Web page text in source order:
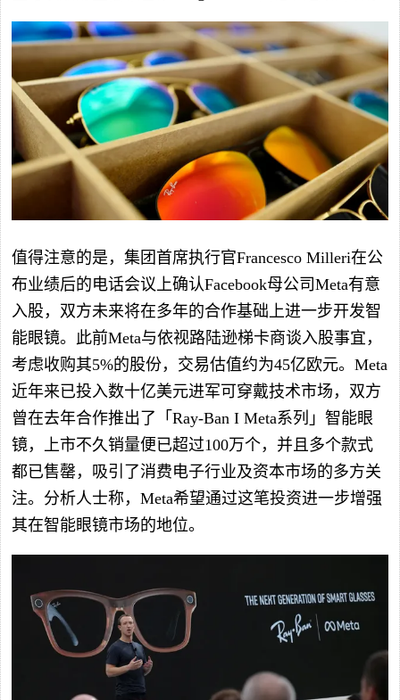
值得注意的是，集团首席执行官Francesco Milleri在公
布业绩后的电话会议上确认Facebook母公司Meta有意
入股，双方未来将在多年的合作基础上进一步开发智
能眼镜。此前Meta与依视路陆逊梯卡商谈入股事宜，
考虑收购其5%的股份，交易估值约为45亿欧元。Meta
近年来已投入数十亿美元进军可穿戴技术市场，双方
曾在去年合作推出了「Ray-Ban I Meta系列」智能眼
镜，上市不久销量便已超过100万个，并且多个款式
都已售罄，吸引了消费电子行业及资本市场的多方关
注。分析人士称，Meta希望通过这笔投资进一步增强
其在智能眼镜市场的地位。